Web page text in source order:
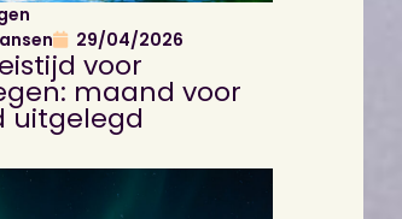
29/04/2026
voor
maand voor
uitgelegd